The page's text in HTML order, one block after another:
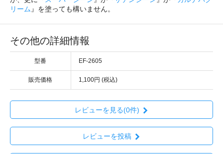
リーム 』を塗っても構いません。
その他の詳細情報
型番 EF-2605
販売価格 1,100円 (税込)
レビューを見る(0件)
レビューを投稿